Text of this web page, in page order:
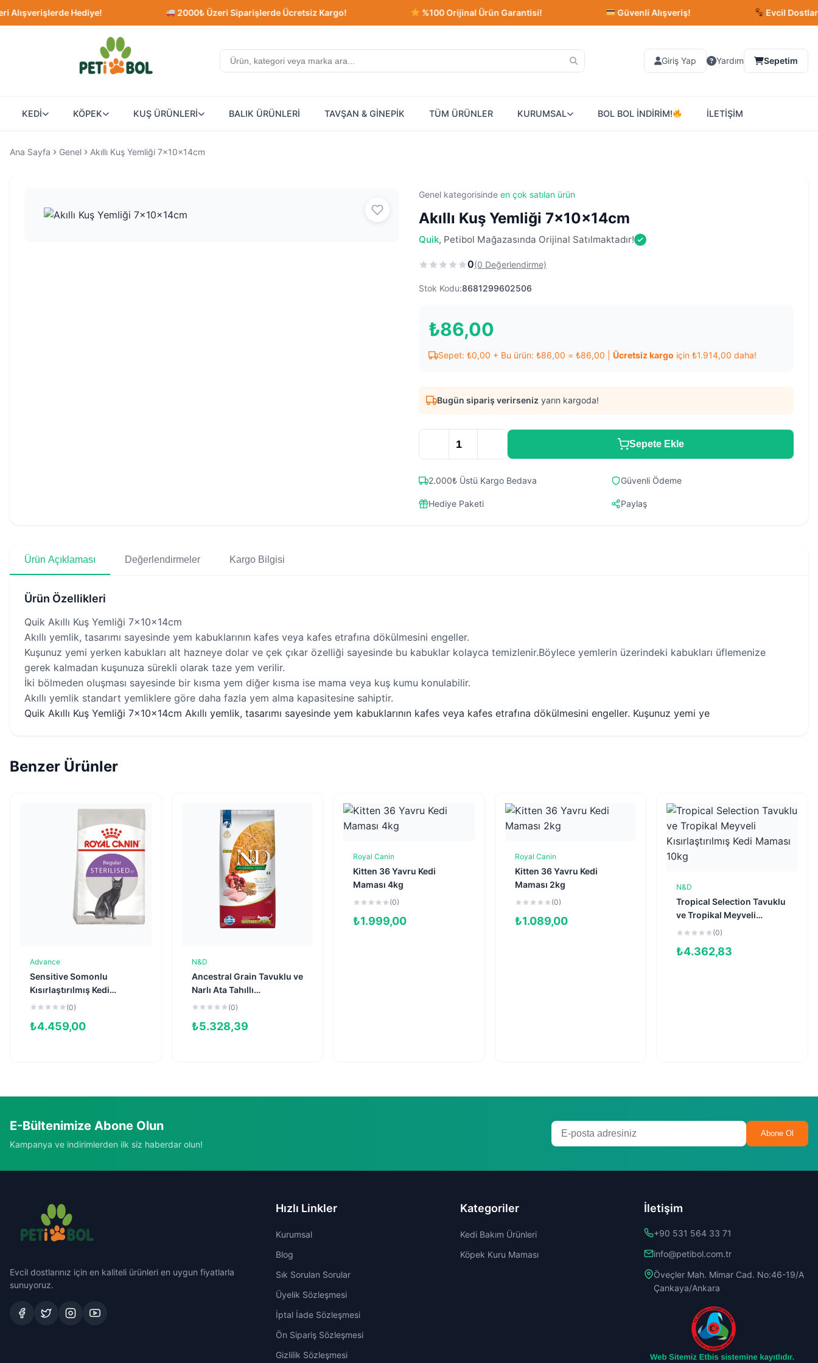
Hediye! 2000₺ Üzeri Siparişlerde Ücretsiz Kargo! %100 Orijinal Ürün Garantisi! Güvenli Alışveriş! Evcil Dostlarınız
Giriş Yap Yardım Sepetim
KEDİ KÖPEK KUŞ ÜRÜNLERİ BALIK ÜRÜNLERİ TAVŞAN & GİNEPİK TÜM ÜRÜNLER KURUMSAL BOL BOL İNDİRİM! İLETİŞİM
Ana Sayfa Genel Akıllı Kuş Yemliği 7x10x14cm
Genel kategorisinde en çok satılan ürün
Akıllı Kuş Yemliği 7x10x14cm
Quik, Petibol Mağazasında Orijinal Satılmaktadır!
0(0 Değerlendirme)
Stok Kodu:8681299602506
₺86,00
Sepet: ₺0,00 + Bu ürün: ₺86,00 = ₺86,00 Ücretsiz kargo için ₺1.914,00 daha!
Bugün sipariş verirseniz yarın kargoda!
Sepete Ekle
2.000₺ Üstü Kargo Bedava Güvenli Ödeme
Hediye Paketi Paylaş
Ürün Açıklaması Değerlendirmeler Kargo Bilgisi
Ürün Özellikleri
Quik Akıllı Kuş Yemliği 7x10x14cm
Akıllı yemlik, tasarımı sayesinde yem kabuklarının kafes veya kafes etrafına dökülmesini engeller.
Kuşunuz yemi yerken kabukları alt hazneye dolar ve çek çıkar özelliği sayesinde bu kabuklar kolayca temizlenir.Böylece yemlerin üzerindeki kabukları üflemenize
gerek kalmadan kuşunuza sürekli olarak taze yem verilir.
İki bölmeden oluşması sayesinde bir kısma yem diğer kısma ise mama veya kuş kumu konulabilir.
Akıllı yemlik standart yemliklere göre daha fazla yem alma kapasitesine sahiptir.
Quik Akıllı Kuş Yemliği 7x10x14cm Akıllı yemlik, tasarımı sayesinde yem kabuklarının kafes veya kafes etrafına dökülmesini engeller. Kuşunuz yemi ye
Benzer Ürünler
Advance
Sensitive Somonlu
Kısırlaştırılmış Kedi
Maması 10kg
(0)
₺4.459,00
N&D
Ancestral Grain Tavuklu ve
Narlı Ata Tahıllı
Kısırlaştırılmış Kedi
(0)
₺5.328,39
Sepete Ekle
Royal Canin
Kitten 36 Yavru Kedi
Maması 4kg
(0)
₺1.999,00
Sepete Ekle
Royal Canin
Kitten 36 Yavru Kedi
Maması 2kg
(0)
₺1.089,00
N&D
Tropical Selection Tavuklu
ve Tropikal Meyveli
Kısırlaştırılmış Kedi
(0)
₺4.362,83
E-Bültenimize Abone Olun
Kampanya ve indirimlerden ilk siz haberdar olun!
Abone Ol
Evcil dostlarınız için en kaliteli ürünleri en uygun fiyatlarla
sunuyoruz.
Hızlı Linkler
Kurumsal
Blog
Sık Sorulan Sorular
Üyelik Sözleşmesi
İptal İade Sözleşmesi
Ön Sipariş Sözleşmesi
Gizlilik Sözleşmesi
Kategoriler
Kedi Bakım Ürünleri
Köpek Kuru Maması
İletişim
+90 531 564 33 71
info@petibol.com.tr
Öveçler Mah. Mimar Cad. No:46-19/A
Çankaya/Ankara